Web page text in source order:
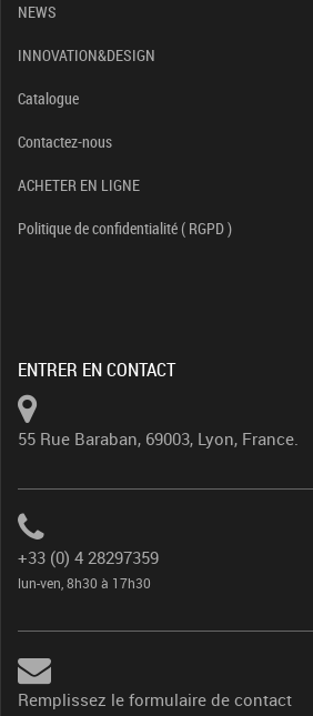
NEWS
INNOVATION&DESIGN
Catalogue
Contactez-nous
ACHETER EN LIGNE
Politique de confidentialité ( RGPD )
ENTRER EN CONTACT
55 Rue Baraban, 69003, Lyon, France.
+33 (0) 4 28297359
lun-ven, 8h30 à 17h30
Remplissez le formulaire de contact